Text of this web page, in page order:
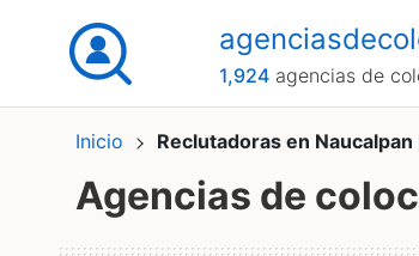
1,924agencias de
Inicio Reclutadoras en
Agencias de